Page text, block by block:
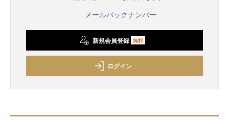
メールバックナンバー
新規会員登録 無料
ログイン